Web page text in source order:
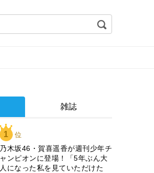
雑誌
1 位
乃木坂46・賀喜遥香が週刊少年チ
ャンピオンに登場！「5年ぶん大
人になった私を見ていただけた